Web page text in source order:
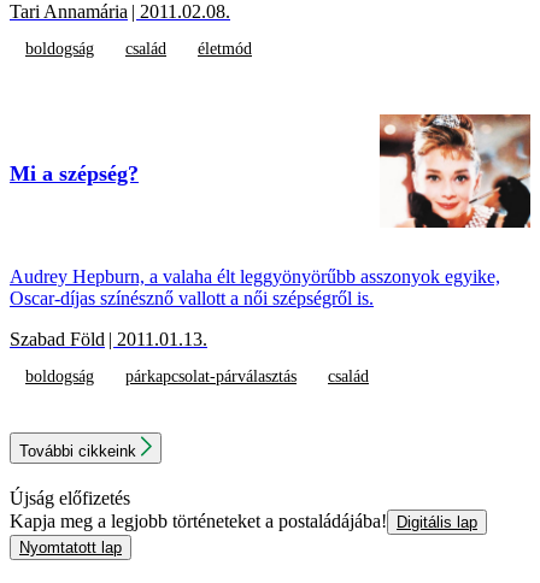
Tari Annamária | 2011.02.08.
boldogság család életmód
Mi a szépség?
Audrey Hepburn, a valaha élt leggyönyörűbb asszonyok egyike,
Oscar-díjas színésznő vallott a női szépségről is.
Szabad Föld | 2011.01.13.
boldogság párkapcsolat-párválasztás család
További cikkeink
Újság előfizetés
Kapja meg a legjobb történeteket a postaládájába!
Digitális lap
Nyomtatott lap